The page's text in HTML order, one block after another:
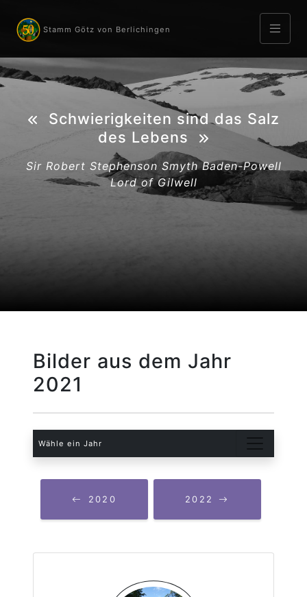
Stamm Götz von Berlichingen
Schwierigkeiten sind das Salz
des Lebens
Sir Robert Stephenson Smyth Baden-Powell
Lord of Gilwell
Bilder aus dem Jahr
2021
Wähle ein Jahr
2020 2022